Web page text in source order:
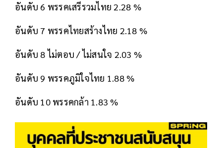
อันดับ 6 พรรคเสรีรวมไทย 2.28 %
อันดับ 7 พรรคไทยสร้างไทย 2.18 %
อันดับ 8 ไม่ตอบ / ไม่สนใจ 2.03 %
อันดับ 9 พรรคภูมิใจไทย 1.88 %
อันดับ 10 พรรคกล้า 1.83 %